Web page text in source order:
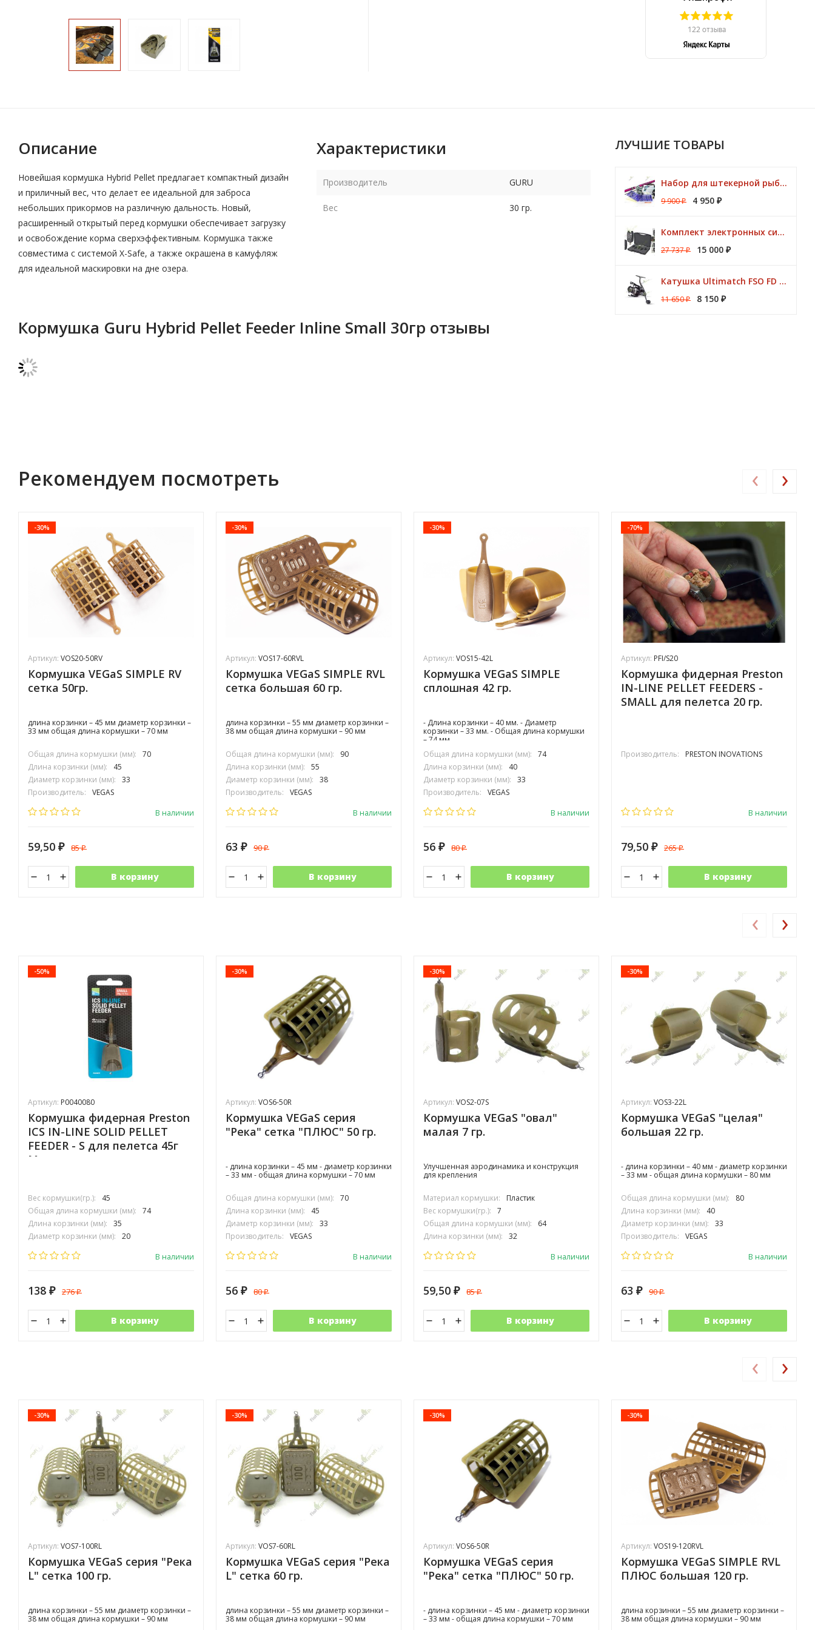
ЛУЧШИЕ ТОВАРЫ
Набор для штекерной рыбалки CLUB KORUM PINK Поплавок (удилище 7м, аксессуары)
9 900₽ 4 950 ₽
Комплект электронных сигнализаторов TRAPER Prestige 4+1
27 737₽ 15 000 ₽
Катушка Ultimatch FSO FD 835 8 подшипников 5,1:1 Browning
11 650₽ 8 150 ₽
Описание
Новейшая кормушка Hybrid Pellet предлагает компактный дизайн
и приличный вес, что делает ее идеальной для заброса
небольших прикормов на различную дальность. Новый,
расширенный открытый перед кормушки обеспечивает загрузку
и освобождение корма сверхэффективным. Кормушка также
совместима с системой X-Safe, а также окрашена в камуфляж
для идеальной маскировки на дне озера.
Характеристики
Производитель GURU
Вес 30 гр.
Кормушка Guru Hybrid Pellet Feeder Inline Small 30гр отзывы
Рекомендуем посмотреть
-30%
Артикул: VOS20-50RV
Кормушка VEGaS SIMPLE RV
сетка 50гр.
длина корзинки – 45 мм диаметр корзинки –
33 мм общая длина кормушки – 70 мм
Общая длина кормушки (мм):
70
Длина корзинки (мм):
45
Диаметр корзинки (мм):
33
Производитель:
VEGAS
В наличии
59,50 ₽ 85₽
В корзину
-30%
Артикул: VOS17-60RVL
Кормушка VEGaS SIMPLE RVL
сетка большая 60 гр.
длина корзинки – 55 мм диаметр корзинки –
38 мм общая длина кормушки – 90 мм
Общая длина кормушки (мм):
90
Длина корзинки (мм):
55
Диаметр корзинки (мм):
38
Производитель:
VEGAS
В наличии
63 ₽ 90₽
В корзину
-30%
Артикул: VOS15-42L
Кормушка VEGaS SIMPLE
сплошная 42 гр.
- Длина корзинки – 40 мм. - Диаметр
корзинки – 33 мм. - Общая длина кормушки
– 74 мм.
Общая длина кормушки (мм):
74
Длина корзинки (мм):
40
Диаметр корзинки (мм):
33
Производитель:
VEGAS
В наличии
56 ₽ 80₽
В корзину
-70%
Артикул: PFI/S20
Кормушка фидерная Preston
IN-LINE PELLET FEEDERS -
SMALL для пелетса 20 гр.
Производитель: PRESTON INOVATIONS
В наличии
79,50 ₽ 265₽
В корзину
‹ ›
-50%
Артикул: P0040080
Кормушка фидерная Preston
ICS IN-LINE SOLID PELLET
FEEDER - S для пелетса 45г
Малая
Вес кормушки(гр.):
45
Общая длина кормушки (мм):
74
Длина корзинки (мм):
35
Диаметр корзинки (мм):
20
Производитель:
В наличии
138 ₽ 276₽
В корзину
-30%
Артикул: VOS6-50R
Кормушка VEGaS серия
"Река" сетка "ПЛЮС" 50 гр.
- длина корзинки – 45 мм - диаметр корзинки
– 33 мм - общая длина кормушки – 70 мм
Общая длина кормушки (мм):
70
Длина корзинки (мм):
45
Диаметр корзинки (мм):
33
Производитель:
VEGAS
В наличии
56 ₽ 80₽
В корзину
-30%
Артикул: VOS2-07S
Кормушка VEGaS "овал"
малая 7 гр.
Улучшенная аэродинамика и конструкция
для крепления
Материал кормушки:
Пластик
Вес кормушки(гр.):
7
Общая длина кормушки (мм):
64
Длина корзинки (мм):
32
Диаметр корзинки (мм):
В наличии
59,50 ₽ 85₽
В корзину
-30%
Артикул: VOS3-22L
Кормушка VEGaS "целая"
большая 22 гр.
- длина корзинки – 40 мм - диаметр корзинки
– 33 мм - общая длина кормушки – 80 мм
Общая длина кормушки (мм):
80
Длина корзинки (мм):
40
Диаметр корзинки (мм):
33
Производитель:
VEGAS
В наличии
63 ₽ 90₽
В корзину
‹ ›
-30%
Артикул: VOS7-100RL
Кормушка VEGaS серия "Река
L" сетка 100 гр.
длина корзинки – 55 мм диаметр корзинки –
38 мм общая длина кормушки – 90 мм
-30%
Артикул: VOS7-60RL
Кормушка VEGaS серия "Река
L" сетка 60 гр.
длина корзинки – 55 мм диаметр корзинки –
38 мм общая длина кормушки – 90 мм
-30%
Артикул: VOS6-50R
Кормушка VEGaS серия
"Река" сетка "ПЛЮС" 50 гр.
- длина корзинки – 45 мм - диаметр корзинки
– 33 мм - общая длина кормушки – 70 мм
-30%
Артикул: VOS19-120RVL
Кормушка VEGaS SIMPLE RVL
ПЛЮС большая 120 гр.
длина корзинки – 55 мм диаметр корзинки –
38 мм общая длина кормушки – 90 мм
‹ ›